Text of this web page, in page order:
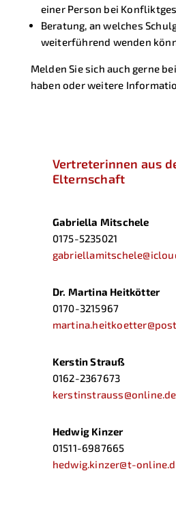
einer Person bei
Beratung, an welches
weiterführend wenden
Melden Sie sich auch gerne
haben oder weitere
Vertreterinnen aus
Elternschaft
Gabriella Mitschele
0175-5235021
Dr. Martina Heitkötter
0170-3215967
Kerstin Strauß
0162-2367673
kerstinstrauss@online.de
Hedwig Kinzer
01511-6987665
hedwig.kinzer@t-